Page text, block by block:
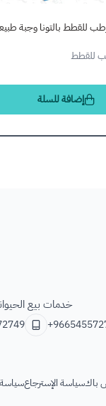
للقطط بالتونا وجبة
للقطط
إضافة للسلة
خدمات بيع
باكسياسة الإسترجاع